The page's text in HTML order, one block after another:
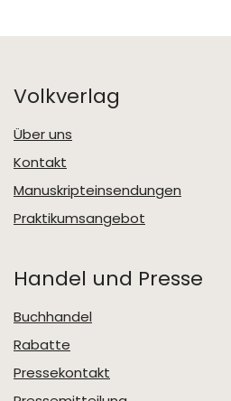
Volkverlag
Über uns
Kontakt
Manuskripteinsendungen
Praktikumsangebot
Handel und Presse
Buchhandel
Rabatte
Pressekontakt